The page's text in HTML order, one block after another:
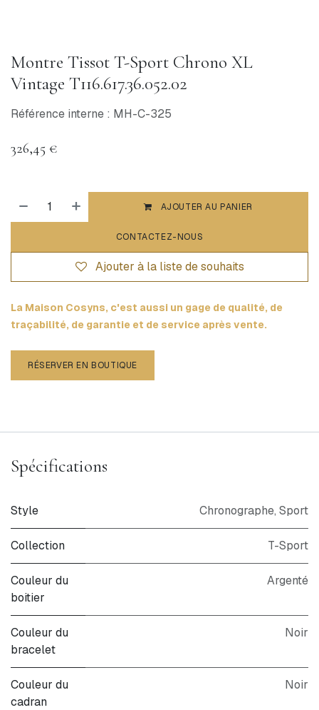
Montre Tissot T-Sport Chrono XL
Vintage T116.617.36.052.02
Référence interne : MH-C-325
326,45 €
AJOUTER AU PANIER
CONTACTEZ-NOUS
Ajouter à la liste de souhaits
La Maison Cosyns, c'est aussi un gage de qualité, de
traçabilité, de garantie et de service après vente.
RÉSERVER EN BOUTIQUE
Spécifications
Style Chronographe, Sport
Collection T-Sport
Couleur du
boitier
Argenté
Couleur du
bracelet
Noir
Couleur du
cadran
Noir